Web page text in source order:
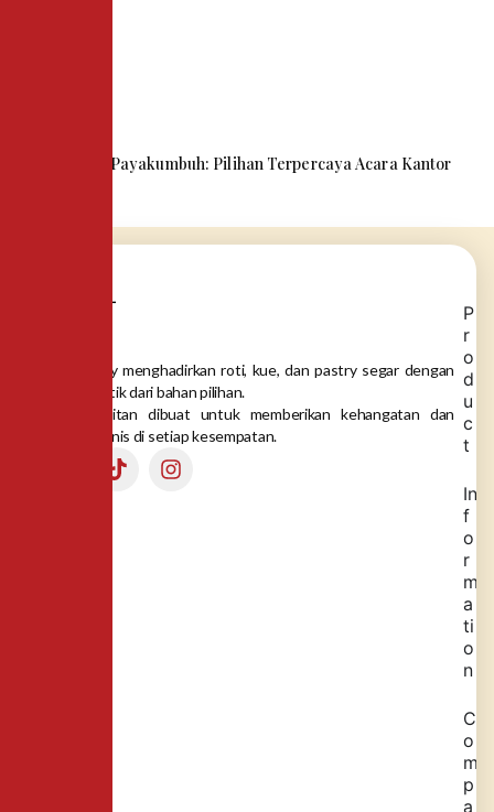
Snack Box Payakumbuh: Pilihan Terpercaya Acara Kantor
Dea Bakery menghadirkan roti, kue, dan pastry segar dengan
rasa autentik dari bahan pilihan.
Setiap gigitan dibuat untuk memberikan kehangatan dan
momen manis di setiap kesempatan.
P
r
o
d
u
c
t
In
f
o
r
m
a
ti
o
n
C
o
m
p
a